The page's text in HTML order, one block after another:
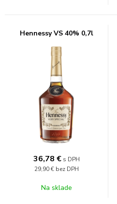
Hennessy VS 40% 0,7l
36,78 € s DPH
29,90 € bez DPH
Na sklade